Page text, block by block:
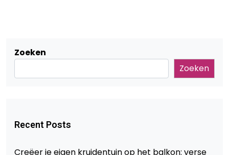
Zoeken
Zoeken
Recent Posts
Creëer je eigen kruidentuin op het balkon: verse